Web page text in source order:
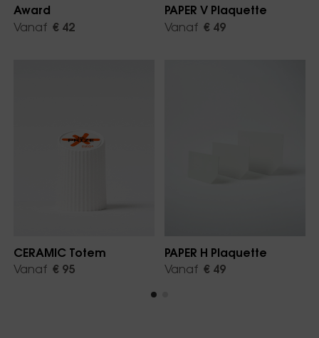
Award
Vanaf € 42
PAPER V Plaquette
Vanaf € 49
CERAMIC Totem
Vanaf € 95
PAPER H Plaquette
Vanaf € 49